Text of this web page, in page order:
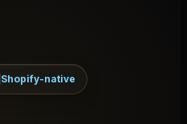
Shopify-native